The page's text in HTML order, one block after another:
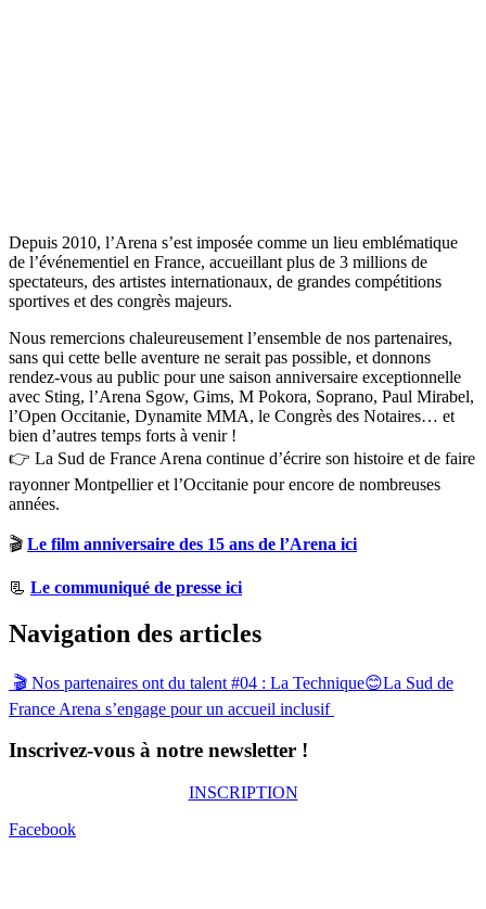
Depuis 2010, l’Arena s’est imposée comme un lieu emblématique
de l’événementiel en France, accueillant plus de 3 millions de
spectateurs, des artistes internationaux, de grandes compétitions
sportives et des congrès majeurs.
Nous remercions chaleureusement l’ensemble de nos partenaires,
sans qui cette belle aventure ne serait pas possible, et donnons
rendez-vous au public pour une saison anniversaire exceptionnelle
avec Sting, l’Arena Sgow, Gims, M Pokora, Soprano, Paul Mirabel,
l’Open Occitanie, Dynamite MMA, le Congrès des Notaires… et
bien d’autres temps forts à venir !
👉 La Sud de France Arena continue d’écrire son histoire et de faire
rayonner Montpellier et l’Occitanie pour encore de nombreuses
années.
🎬 Le film anniversaire des 15 ans de l’Arena ici
📃 Le communiqué de presse ici
Navigation des articles
🎬 Nos partenaires ont du talent #04 : La Technique😊La Sud de
France Arena s’engage pour un accueil inclusif
Inscrivez-vous à notre newsletter !
INSCRIPTION
Facebook